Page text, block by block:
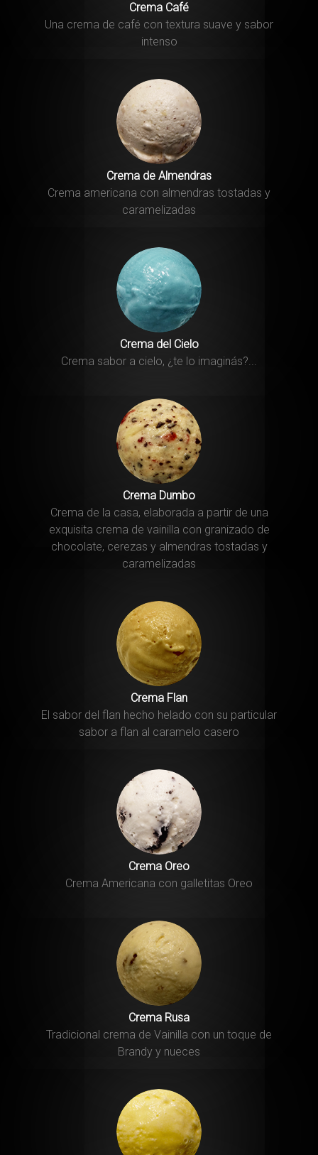
Crema Café
Una crema de café con textura suave y sabor
intenso
Crema de Almendras
Crema americana con almendras tostadas y
caramelizadas
Crema del Cielo
Crema sabor a cielo, ¿te lo imaginás?...
Crema Dumbo
Crema de la casa, elaborada a partir de una
exquisita crema de vainilla con granizado de
chocolate, cerezas y almendras tostadas y
caramelizadas
Crema Flan
El sabor del flan hecho helado con su particular
sabor a flan al caramelo casero
Crema Oreo
Crema Americana con galletitas Oreo
Crema Rusa
Tradicional crema de Vainilla con un toque de
Brandy y nueces